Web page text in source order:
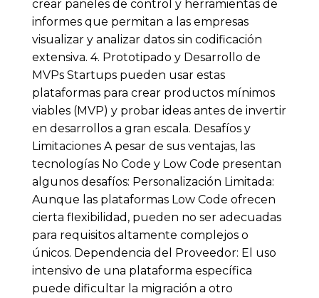
crear paneles de control y herramientas de
informes que permitan a las empresas
visualizar y analizar datos sin codificación
extensiva. 4. Prototipado y Desarrollo de
MVPs Startups pueden usar estas
plataformas para crear productos mínimos
viables (MVP) y probar ideas antes de invertir
en desarrollos a gran escala. Desafíos y
Limitaciones A pesar de sus ventajas, las
tecnologías No Code y Low Code presentan
algunos desafíos: Personalización Limitada:
Aunque las plataformas Low Code ofrecen
cierta flexibilidad, pueden no ser adecuadas
para requisitos altamente complejos o
únicos. Dependencia del Proveedor: El uso
intensivo de una plataforma específica
puede dificultar la migración a otro